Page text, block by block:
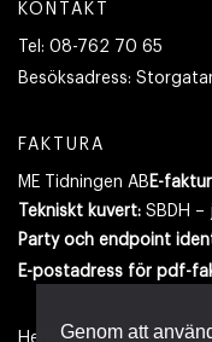
KONTAKT
Tel: 08-762 70 65
Besöksadress:
FAKTURA
ME Tidningen AB E-
Tekniskt kuvert: SBDH –
Party och endpoint
E-postadress för pdf-
Genom att